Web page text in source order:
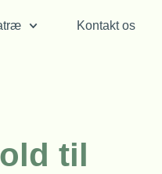
Kontakt os
til